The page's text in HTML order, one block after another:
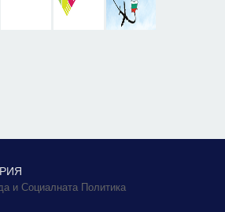
и Социалната Политика